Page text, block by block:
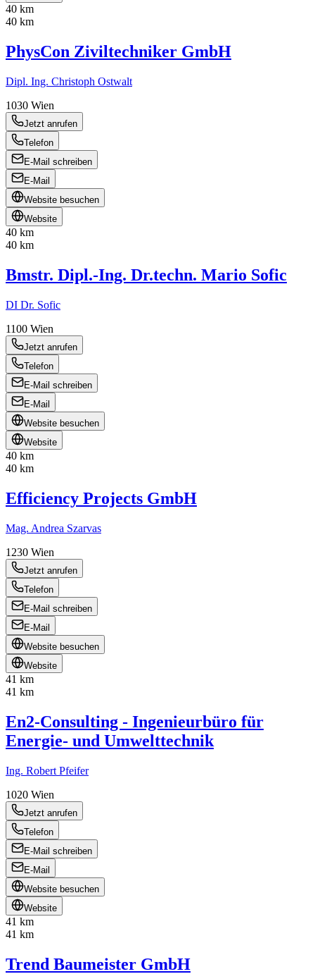
40 km
40 km
PhysCon Ziviltechniker GmbH
Dipl. Ing. Christoph Ostwalt
1030 Wien
Jetzt anrufen
Telefon
E-Mail schreiben
E-Mail
Website besuchen
Website
40 km
40 km
Bmstr. Dipl.-Ing. Dr.techn. Mario Sofic
DI Dr. Sofic
1100 Wien
Jetzt anrufen
Telefon
E-Mail schreiben
E-Mail
Website besuchen
Website
40 km
40 km
Efficiency Projects GmbH
Mag. Andrea Szarvas
1230 Wien
Jetzt anrufen
Telefon
E-Mail schreiben
E-Mail
Website besuchen
Website
41 km
41 km
En2-Consulting - Ingenieurbüro für
Energie- und Umwelttechnik
Ing. Robert Pfeifer
1020 Wien
Jetzt anrufen
Telefon
E-Mail schreiben
E-Mail
Website besuchen
Website
41 km
41 km
Trend Baumeister GmbH